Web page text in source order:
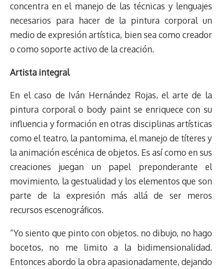
concentra en el manejo de las técnicas y lenguajes
necesarios para hacer de la pintura corporal un
medio de expresión artística, bien sea como creador
o como soporte activo de la creación.
Artista integral
En el caso de Iván Hernández Rojas, el arte de la
pintura corporal o body paint se enriquece con su
influencia y formación en otras disciplinas artísticas
como el teatro, la pantomima, el manejo de títeres y
la animación escénica de objetos. Es así como en sus
creaciones juegan un papel preponderante el
movimiento, la gestualidad y los elementos que son
parte de la expresión más allá de ser meros
recursos escenográficos.
“Yo siento que pinto con objetos. no dibujo, no hago
bocetos, no me limito a la bidimensionalidad.
Entonces abordo la obra apasionadamente, dejando